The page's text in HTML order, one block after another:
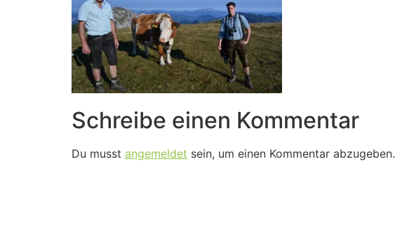
Schreibe einen Kommentar
Du musst angemeldet sein, um einen Kommentar abzugeben.